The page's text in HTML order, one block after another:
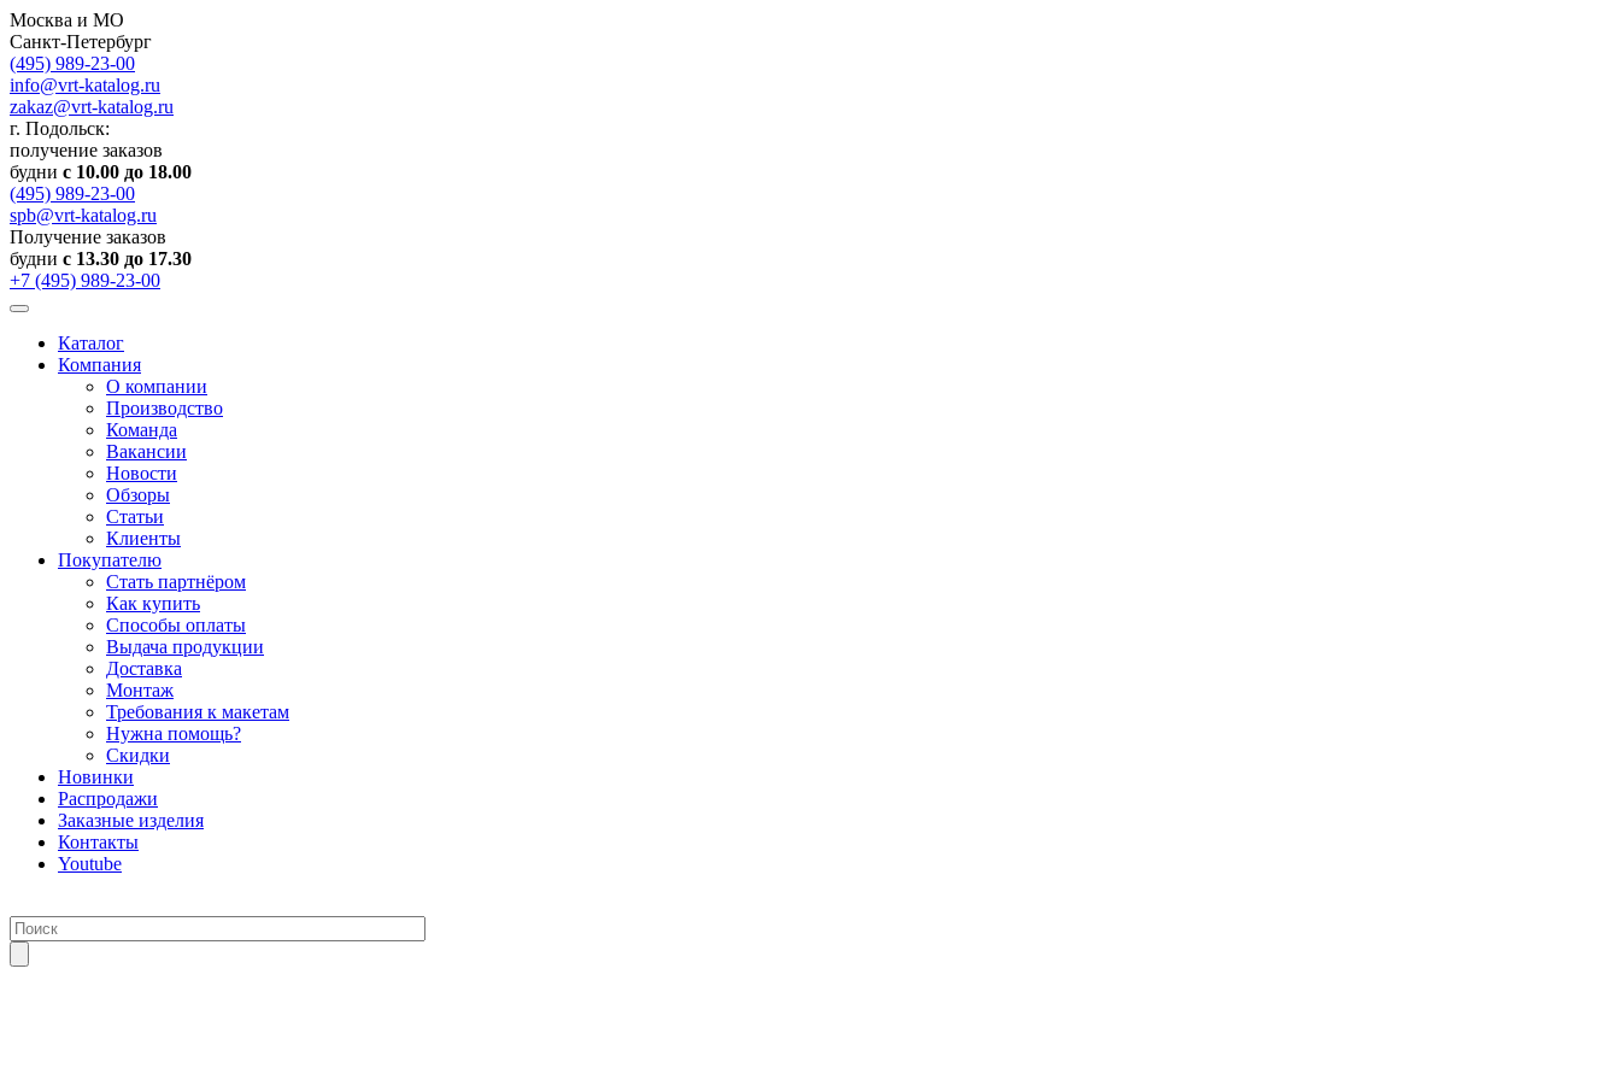
Москва и МО
Санкт-Петербург
(495) 989-23-00
info@vrt-katalog.ru
zakaz@vrt-katalog.ru
г. Подольск:
получение заказов
будни с 10.00 до 18.00
(495) 989-23-00
spb@vrt-katalog.ru
Получение заказов
будни с 13.30 до 17.30
+7 (495) 989-23-00
Каталог
Компания
О компании
Производство
Команда
Вакансии
Новости
Обзоры
Статьи
Клиенты
Покупателю
Стать партнёром
Как купить
Способы оплаты
Выдача продукции
Доставка
Монтаж
Требования к макетам
Нужна помощь?
Скидки
Новинки
Распродажи
Заказные изделия
Контакты
Youtube